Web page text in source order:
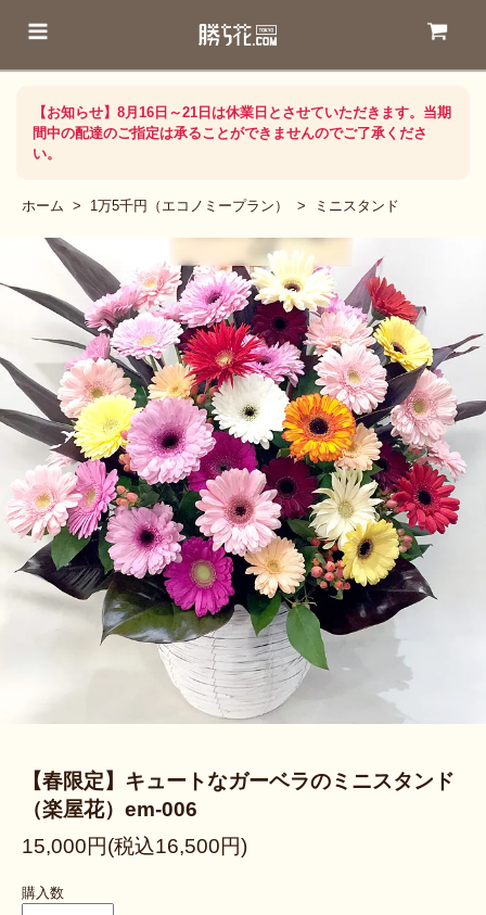
【お知らせ】8月16日～21日は休業日とさせていただきます。当期
間中の配達のご指定は承ることができませんのでご了承くださ
い。
ホーム > 1万5千円（エコノミープラン） > ミニスタンド
【春限定】キュートなガーベラのミニスタンド
（楽屋花）em-006
15,000円(税込16,500円)
購入数